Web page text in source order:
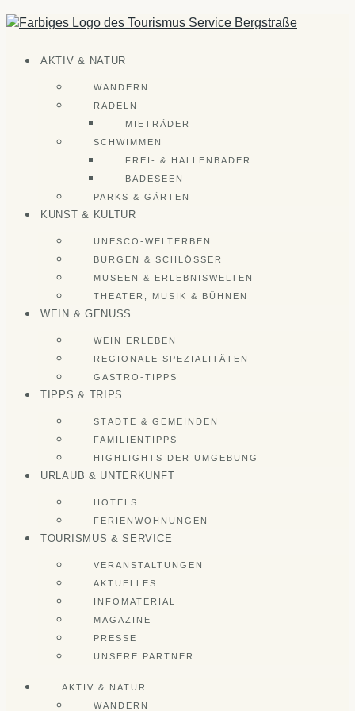
Zum
Inhalt
AKTIV & NATUR
WANDERN
RADELN
MIETRÄDER
SCHWIMMEN
FREI- & HALLENBÄDER
BADESEEN
PARKS & GÄRTEN
KUNST & KULTUR
UNESCO-WELTERBEN
BURGEN & SCHLÖSSER
MUSEEN & ERLEBNISWELTEN
THEATER, MUSIK & BÜHNEN
WEIN & GENUSS
WEIN ERLEBEN
REGIONALE SPEZIALITÄTEN
GASTRO-TIPPS
TIPPS & TRIPS
STÄDTE & GEMEINDEN
FAMILIENTIPPS
HIGHLIGHTS DER UMGEBUNG
URLAUB & UNTERKUNFT
HOTELS
FERIENWOHNUNGEN
TOURISMUS & SERVICE
VERANSTALTUNGEN
AKTUELLES
INFOMATERIAL
MAGAZINE
PRESSE
UNSERE PARTNER
AKTIV & NATUR
WANDERN